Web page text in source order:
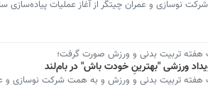
نوسازی و عمران چیتگر از آغاز عملیات پیاده‌سازی
هفته تربیت بدنی و ورزش صورت گرفت؛
ورزشی "بهترینِ خودت باش" در بام‌لند
هفته تربیت بدنی و ورزش و به همت شرکت نوسازی و